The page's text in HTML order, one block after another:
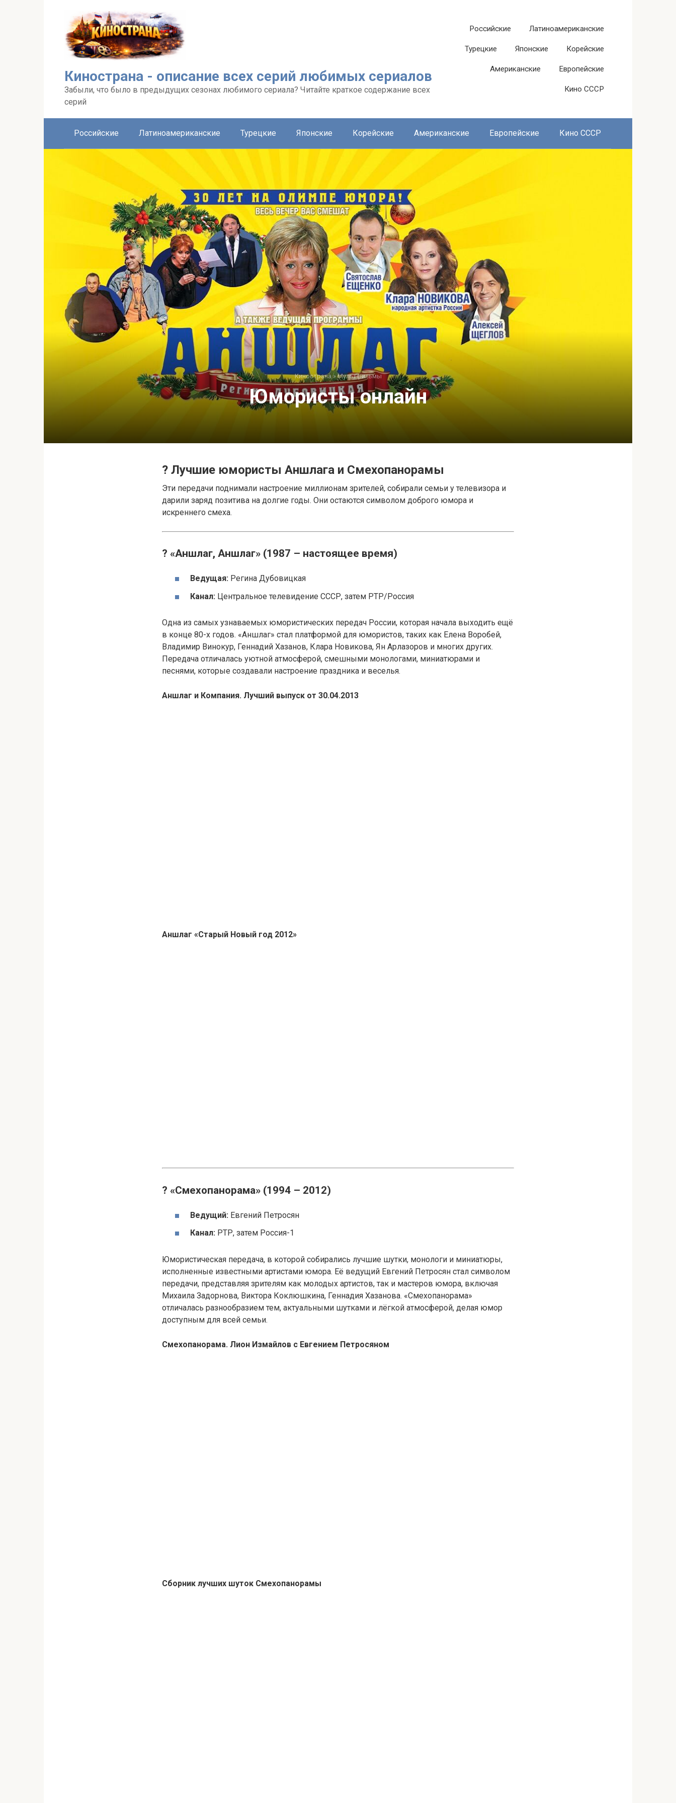
Кинострана - описание всех серий любимых сериалов
Забыли, что было в предыдущих сезонах любимого сериала? Читайте краткое содержание всех
серий
Российские Латиноамериканские
Турецкие Японские Корейские
Американские Европейские
Кино СССР
Российские Латиноамериканские Турецкие Японские Корейские Американские Европейские Кино СССР
Кинострана » Мультфильмы
Юмористы онлайн
? Лучшие юмористы Аншлага и Смехопанорамы
Эти передачи поднимали настроение миллионам зрителей, собирали семьи у телевизора и
дарили заряд позитива на долгие годы. Они остаются символом доброго юмора и
искреннего смеха.
? «Аншлаг, Аншлаг» (1987 – настоящее время)
Ведущая: Регина Дубовицкая
Канал: Центральное телевидение СССР, затем РТР/Россия
Одна из самых узнаваемых юмористических передач России, которая начала выходить ещё
в конце 80-х годов. «Аншлаг» стал платформой для юмористов, таких как Елена Воробей,
Владимир Винокур, Геннадий Хазанов, Клара Новикова, Ян Арлазоров и многих других.
Передача отличалась уютной атмосферой, смешными монологами, миниатюрами и
песнями, которые создавали настроение праздника и веселья.
Аншлаг и Компания. Лучший выпуск от 30.04.2013
Аншлаг «Старый Новый год 2012»
? «Смехопанорама» (1994 – 2012)
Ведущий: Евгений Петросян
Канал: РТР, затем Россия-1
Юмористическая передача, в которой собирались лучшие шутки, монологи и миниатюры,
исполненные известными артистами юмора. Её ведущий Евгений Петросян стал символом
передачи, представляя зрителям как молодых артистов, так и мастеров юмора, включая
Михаила Задорнова, Виктора Коклюшкина, Геннадия Хазанова. «Смехопанорама»
отличалась разнообразием тем, актуальными шутками и лёгкой атмосферой, делая юмор
доступным для всей семьи.
Смехопанорама. Лион Измайлов с Евгением Петросяном
Сборник лучших шуток Смехопанорамы